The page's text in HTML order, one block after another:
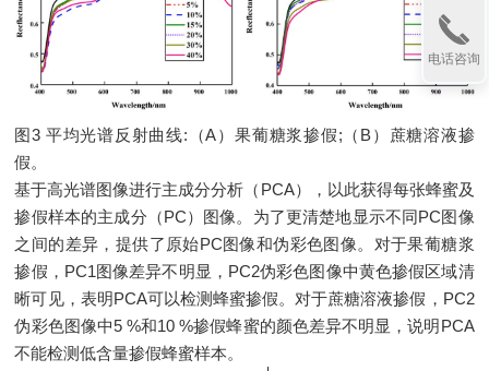
图3 平均光谱反射曲线:（A）果葡糖浆掺假;（B）蔗糖溶液掺
假。
基于高光谱图像进行主成分分析（PCA），以此获得每张蜂蜜及
掺假样本的主成分（PC）图像。为了更清楚地显示不同PC图像
之间的差异，提供了原始PC图像和伪彩色图像。对于果葡糖浆
掺假，PC1图像差异不明显，PC2伪彩色图像中黄色掺假区域清
晰可见，表明PCA可以检测蜂蜜掺假。对于蔗糖溶液掺假，PC2
伪彩色图像中5 %和10 %掺假蜂蜜的颜色差异不明显，说明PCA
不能检测低含量掺假蜂蜜样本。
电话咨询